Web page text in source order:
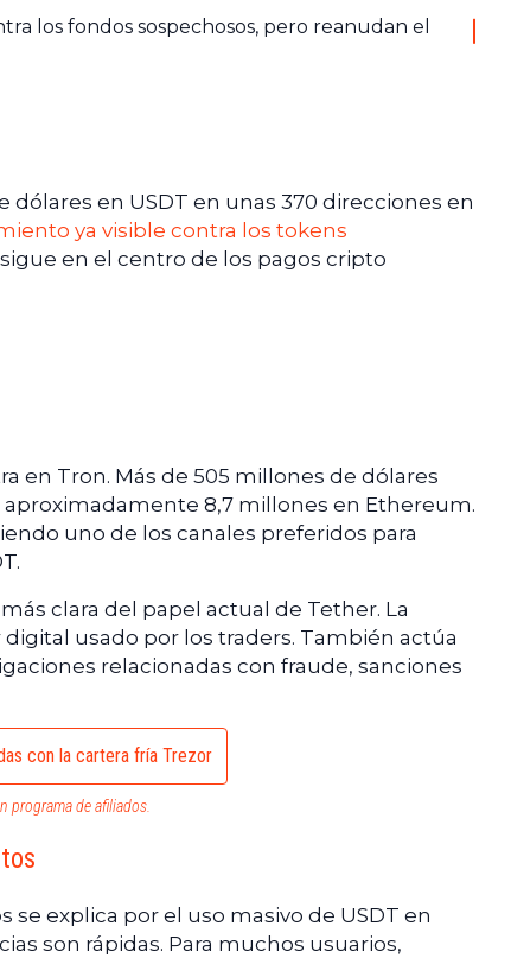
los fondos sospechosos, pero reanudan el
en USDT en unas 370 direcciones en
ya visible contra los tokens
en el centro de los pagos cripto
en Tron. Más de 505 millones de dólares
8,7 millones en Ethereum.
uno de los canales preferidos para
clara del papel actual de Tether. La
usado por los traders. También actúa
relacionadas con fraude, sanciones
con la cartera fría Trezor
programa de afiliados.
explica por el uso masivo de USDT en
son rápidas. Para muchos usuarios,